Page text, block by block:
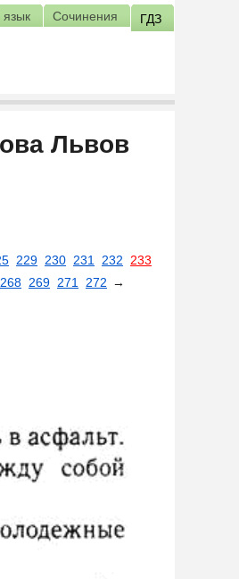
язык Сочинения ГДЗ
Львов
229 230 231 232
233
268 269 271 272 →